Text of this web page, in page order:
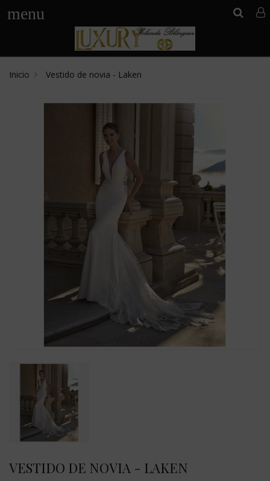
menu
Inicio Vestido de novia - Laken
VESTIDO DE NOVIA - LAKEN